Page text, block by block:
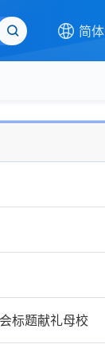
简
标题献礼母校